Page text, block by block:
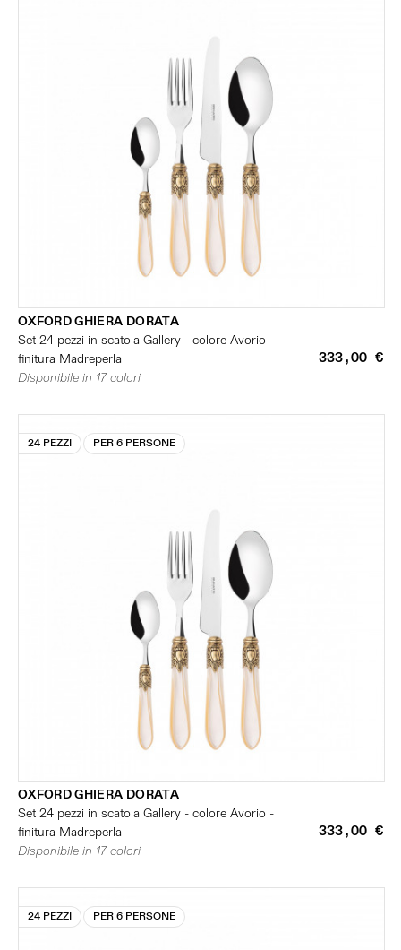
OXFORD GHIERA DORATA
Set 24 pezzi in scatola Gallery - colore Avorio -
finitura Madreperla
333,00 €
Disponibile in 17 colori
24 PEZZI PER 6 PERSONE
OXFORD GHIERA DORATA
Set 24 pezzi in scatola Gallery - colore Avorio -
finitura Madreperla
333,00 €
Disponibile in 17 colori
24 PEZZI PER 6 PERSONE